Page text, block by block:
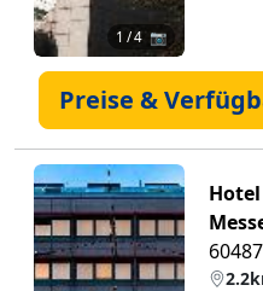
1 / 4 📷
Preise &